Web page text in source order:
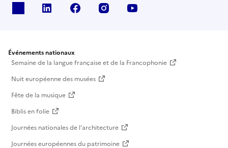
Linkedin Facebook Instagram
Événements nationaux
Semaine de la langue française et de la Francophonie
Nuit européenne des musées
Fête de la musique
Biblis en folie
Journées nationales de l'architecture
Journées européennes du patrimoine